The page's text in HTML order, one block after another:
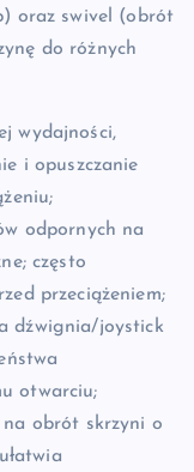
oraz swivel (obrót
do różnych
wydajności,
i opuszczanie
odpornych na
często
przeciążeniem;
dźwignia/joystick
otwarciu;
na obrót skrzyni o